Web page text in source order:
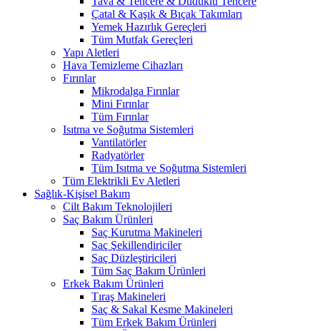
Çatal & Kaşık & Bıçak Takımları
Yemek Hazırlık Gereçleri
Tüm Mutfak Gereçleri
Yapı Aletleri
Hava Temizleme Cihazları
Fırınlar
Mikrodalga Fırınlar
Mini Fırınlar
Tüm Fırınlar
Isıtma ve Soğutma Sistemleri
Vantilatörler
Radyatörler
Tüm Isıtma ve Soğutma Sistemleri
Tüm Elektrikli Ev Aletleri
Sağlık-Kişisel Bakım
Cilt Bakım Teknolojileri
Saç Bakım Ürünleri
Saç Kurutma Makineleri
Saç Şekillendiriciler
Saç Düzleştiricileri
Tüm Saç Bakım Ürünleri
Erkek Bakım Ürünleri
Tıraş Makineleri
Saç & Sakal Kesme Makineleri
Tüm Erkek Bakım Ürünleri